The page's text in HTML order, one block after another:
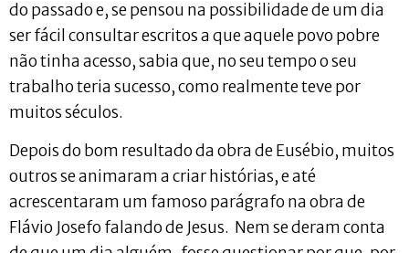
do passado e, se pensou na possibilidade de um dia
ser fácil consultar escritos a que aquele povo pobre
não tinha acesso, sabia que, no seu tempo o seu
trabalho teria sucesso, como realmente teve por
muitos séculos.
Depois do bom resultado da obra de Eusébio, muitos
outros se animaram a criar histórias, e até
acrescentaram um famoso parágrafo na obra de
Flávio Josefo falando de Jesus. Nem se deram conta